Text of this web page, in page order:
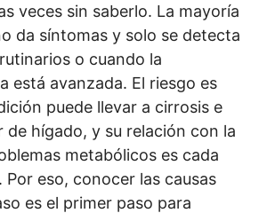
veces sin saberlo. La mayoría
da síntomas y solo se detecta
o cuando la
está avanzada. El riesgo es
puede llevar a cirrosis e
de hígado, y su relación con la
metabólicos es cada
Por eso, conocer las causas
es el primer paso para